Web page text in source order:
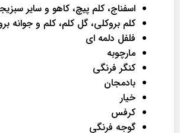
اسفناج، کلم پیچ، کاهو و سایر
کلم بروکلی، گل کلم، کلم و جوانه
فلفل دلمه ای
مارچوبه
کنگر فرنگی
بادمجان
خیار
کرفس
گوجه فرنگی